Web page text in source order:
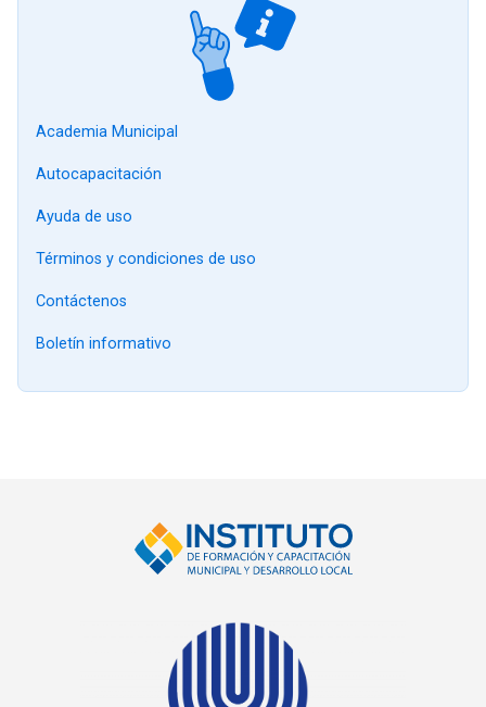
Academia Municipal
Autocapacitación
Ayuda de uso
Términos y condiciones de uso
Contáctenos
Boletín informativo